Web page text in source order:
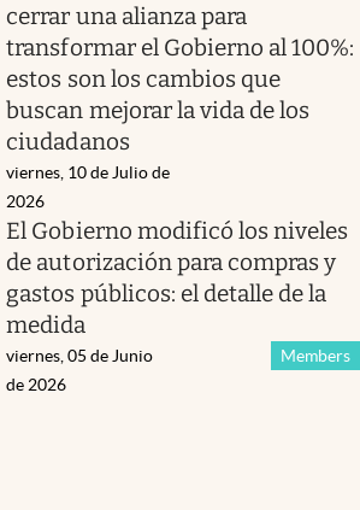
cerrar una alianza para
transformar el Gobierno al 100%:
estos son los cambios que
buscan mejorar la vida de los
ciudadanos
viernes, 10 de Julio de
2026
El Gobierno modificó los niveles
de autorización para compras y
gastos públicos: el detalle de la
medida
Members
viernes, 05 de Junio
de 2026